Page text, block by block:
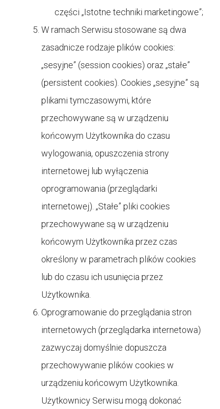
części „Istotne techniki marketingowe”;
W ramach Serwisu stosowane są dwa
zasadnicze rodzaje plików cookies:
„sesyjne” (session cookies) oraz „stałe”
(persistent cookies). Cookies „sesyjne” są
plikami tymczasowymi, które
przechowywane są w urządzeniu
końcowym Użytkownika do czasu
wylogowania, opuszczenia strony
internetowej lub wyłączenia
oprogramowania (przeglądarki
internetowej). „Stałe” pliki cookies
przechowywane są w urządzeniu
końcowym Użytkownika przez czas
określony w parametrach plików cookies
lub do czasu ich usunięcia przez
Użytkownika.
Oprogramowanie do przeglądania stron
internetowych (przeglądarka internetowa)
zazwyczaj domyślnie dopuszcza
przechowywanie plików cookies w
urządzeniu końcowym Użytkownika.
Użytkownicy Serwisu mogą dokonać